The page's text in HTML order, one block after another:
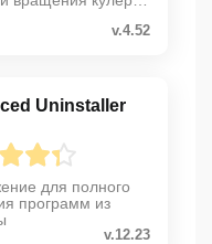
v.4.52
Uninstaller
для полного
программ из
v.12.23